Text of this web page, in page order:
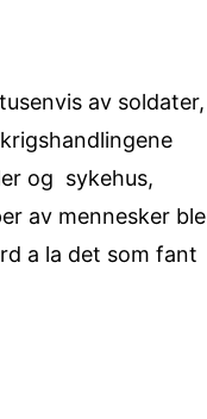
av soldater,
og sykehus,
av mennesker ble
a la det som fant